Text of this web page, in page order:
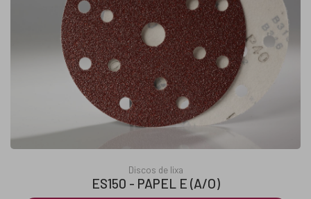
Discos de lixa
ES150 - PAPEL E (A/O)